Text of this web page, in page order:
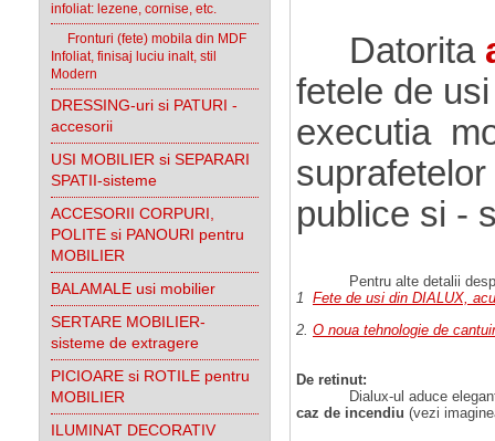
infoliat: lezene, cornise, etc.
Fronturi (fete) mobila din MDF
Infoliat, finisaj luciu inalt, stil
Modern
DRESSING-uri si PATURI -
accesorii
USI MOBILIER si SEPARARI
SPATII-sisteme
ACCESORII CORPURI,
POLITE si PANOURI pentru
MOBILIER
BALAMALE usi mobilier
SERTARE MOBILIER-
sisteme de extragere
PICIOARE si ROTILE pentru
MOBILIER
ILUMINAT DECORATIV
Datorita
fetele de
executia
publice si -
Pentru alte detalii despre
1 Fete de usi din DIALUX,
2. O noua tehnologie de
De retinut:
Dialux-ul aduce eleganta
caz de incendiu (vezi